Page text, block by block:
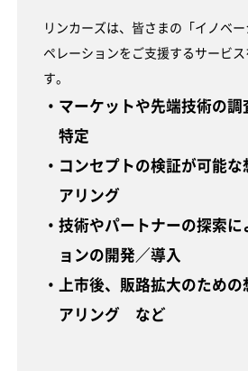
リンカーズは、皆さまの「イノベ
ペレーションをご支援するサービ
す。
・マーケットや先端技術の
特定
・コンセプトの検証が可能
アリング
・技術やパートナーの探索
ョンの開発／導入
・上市後、販路拡大のため
アリング など